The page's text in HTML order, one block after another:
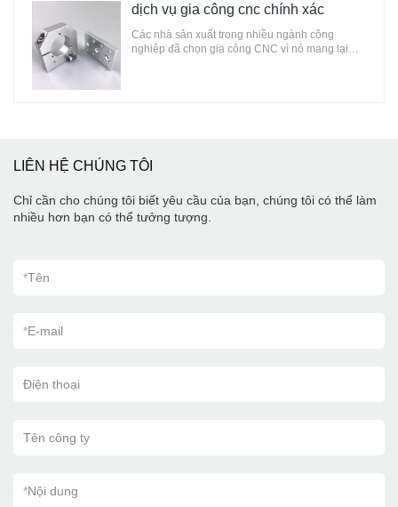
hiệu quả về chi phí cho bất kỳ bộ phận nào.
tấm, bao gồm nhôm, đồng, thép và thép không
gỉ, cũng như các dịch vụ lắp ráp như lắp đặt
dịch vụ gia công cnc chính xác
Các nhà sản xuất trong nhiều ngành công
nghiệp đã chọn gia công CNC vì nó mang lại
LIÊN HỆ CHÚNG TÔI
Chỉ cần cho chúng tôi biết yêu cầu của bạn, chúng tôi có thể làm
nhiều hơn bạn có thể tưởng tượng.
*Tên
*E-mail
Điện thoại
Tên công ty
*Nội dung